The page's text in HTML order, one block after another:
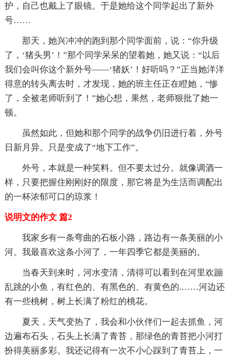
护，自己也戴上了眼镜。于是她给这个同学起出了新外
号……
那天，她兴冲冲的跑到那个同学面前，说：“你升级
了，‘猪头男’！”那个同学呆呆的望着她，她又说：“以后
我们会叫你这个新外号——‘猪妖’！好听吗？”正当她洋洋
得意的转头离去时，才发现，她的班主任正在瞪她，“惨
了，全被老师听到了！”她心想，果然，老师狠批了她一
顿。
虽然如此，但她和那个同学的战争仍旧进行着，外号
日新月异。只是变成了“地下工作”。
外号，本就是一种笑料。但不要太过分。就像调酒一
样，只要把握住刚刚好的限度，那它将是为生活而调配出
的一杯浓郁可口的琼浆！
说明文的作文 篇2
我家乡有一条弯曲的石板小路，路边有一条美丽的小
河。我最喜欢这条小河了，一年四季它都是美丽的。
当春天到来时，河水变清，清得可以看到在河里欢蹦
乱跳的小鱼，有红色的、有黑色的、有黄色的.……河边还
有一些桃树，树上长满了粉红的桃花。
夏天，天气变热了，我会和小伙伴们一起去抓鱼，河
边遍布石头，石头上长满了青苔，那绿色的青苔把小河打
扮得美丽多彩。我还记得有一次不小心踩到了青苔上，一